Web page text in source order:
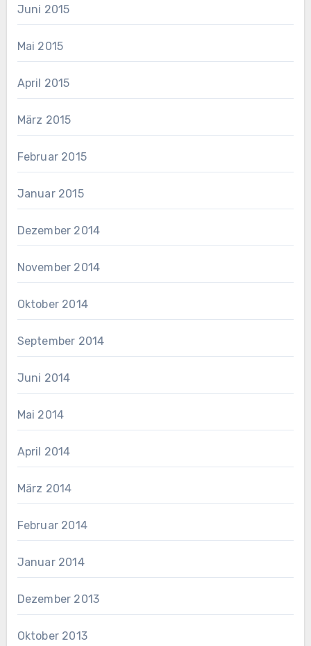
Juni 2015
Mai 2015
April 2015
März 2015
Februar 2015
Januar 2015
Dezember 2014
November 2014
Oktober 2014
September 2014
Juni 2014
Mai 2014
April 2014
März 2014
Februar 2014
Januar 2014
Dezember 2013
Oktober 2013